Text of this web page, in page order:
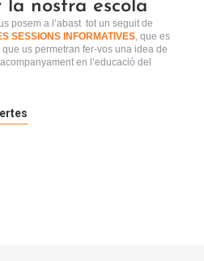
la nostra escola
posem a l’abast tot un seguit de
SESSIONS INFORMATIVES , que es
us permetran fer-vos una idea de
en l’educació del